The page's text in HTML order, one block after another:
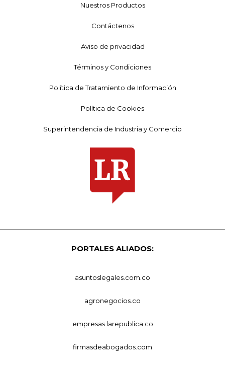
Nuestros Productos
Contáctenos
Aviso de privacidad
Términos y Condiciones
Política de Tratamiento de Información
Política de Cookies
Superintendencia de Industria y Comercio
PORTALES ALIADOS:
asuntoslegales.com.co
agronegocios.co
empresas.larepublica.co
firmasdeabogados.com